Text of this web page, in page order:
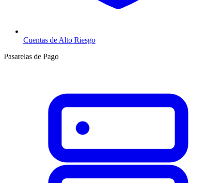
Cuentas de Alto Riesgo
Pasarelas de Pago